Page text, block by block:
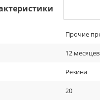
Прочие
12 месяцев
Резина
20